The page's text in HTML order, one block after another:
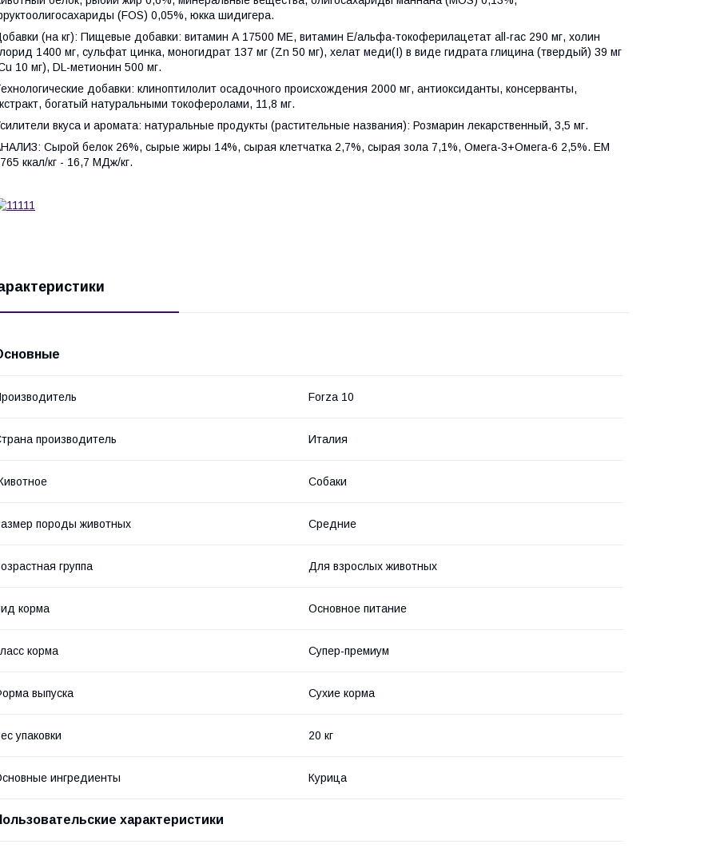
(FOS) 0,05%, юкка шидигера.
(на кг): Пищевые добавки: витамин А 17500 МЕ, витамин Е/альфа-токоферилацетат all-rac 290 мг, холин
1400 мг, сульфат цинка, моногидрат 137 мг (Zn 50 мг), хелат меди(I) в виде гидрата глицина (твердый) 39 мг
10 мг), DL-метионин 500 мг.
добавки: клиноптилолит осадочного происхождения 2000 мг, антиоксиданты, консерванты,
богатый натуральными токоферолами, 11,8 мг.
вкуса и аромата: натуральные продукты (растительные названия): Розмарин лекарственный, 3,5 мг.
Сырой белок 26%, сырые жиры 14%, сырая клетчатка 2,7%, сырая зола 7,1%, Омега-3+Омега-6 2,5%. ЕМ
ккал/кг - 16,7 МДж/кг.
Forza 10
производитель Италия
Собаки
породы животных Средние
группа Для взрослых животных
корма Основное питание
корма Супер-премиум
выпуска Сухие корма
упаковки 20 кг
ингредиенты Курица
характеристики